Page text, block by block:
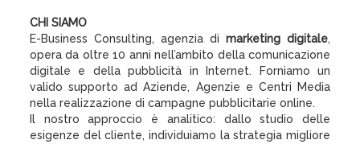
CHI SIAMO
E-Business Consulting, agenzia di marketing digitale,
opera da oltre 10 anni nell’ambito della comunicazione
digitale e della pubblicità in Internet. Forniamo un
valido supporto ad Aziende, Agenzie e Centri Media
nella realizzazione di campagne pubblicitarie online.
Il nostro approccio è analitico: dallo studio delle
esigenze del cliente, individuiamo la strategia migliore